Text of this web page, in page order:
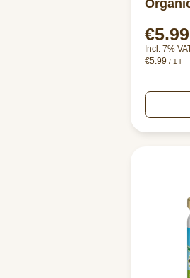
€5.99
Incl. 7%
€5.99 / 1 l